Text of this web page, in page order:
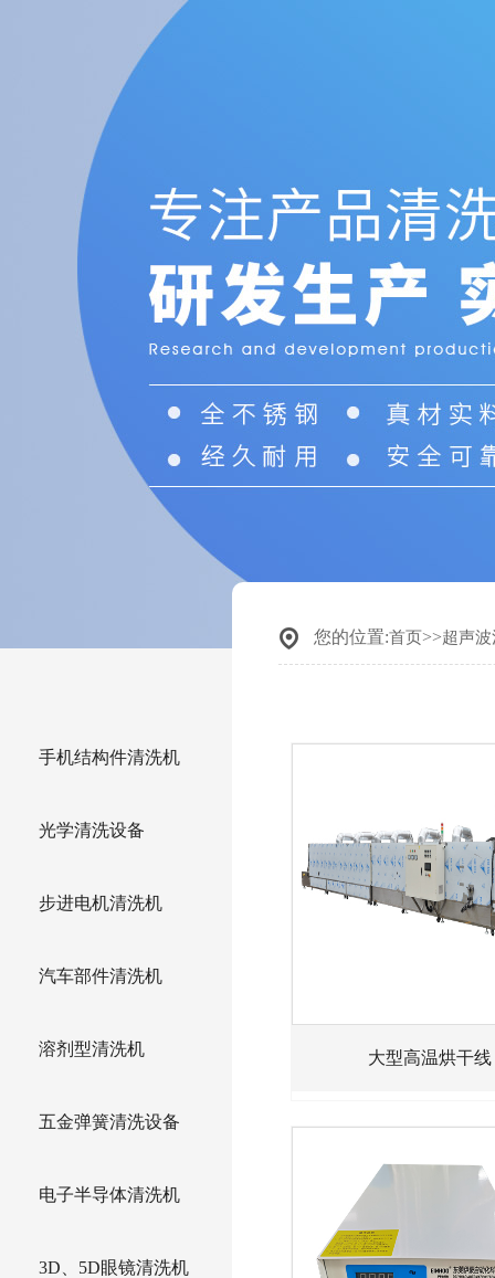
手机结构件清洗机
光学清洗设备
步进电机清洗机
汽车部件清洗机
溶剂型清洗机
五金弹簧清洗设备
电子半导体清洗机
3D、5D眼镜清洗机
您的位置:首页>>超声
大型高温烘干线